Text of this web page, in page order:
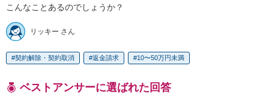
こんなことあるのでしょうか？
リッキー さん
契約解除・契約取消 返金請求 10〜50万円未満
ベストアンサーに選ばれた回答